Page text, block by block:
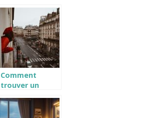
hôtel ?
Comment
trouver un
Paris ?